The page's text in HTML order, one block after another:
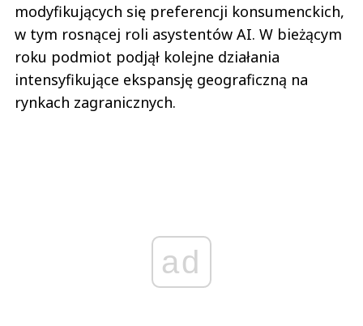
modyfikujących się preferencji konsumenckich,
w tym rosnącej roli asystentów AI. W bieżącym
roku podmiot podjął kolejne działania
intensyfikujące ekspansję geograficzną na
rynkach zagranicznych.
ad